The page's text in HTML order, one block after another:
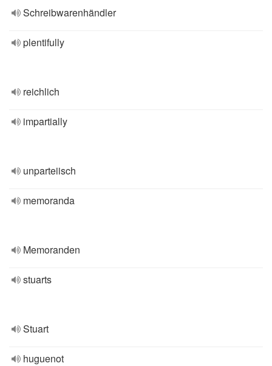
Schreibwarenhändler
plentifully
reichlich
impartially
unparteiisch
memoranda
Memoranden
stuarts
Stuart
huguenot